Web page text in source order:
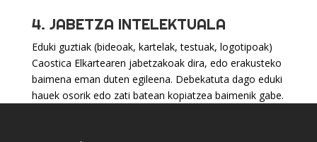
4. JABETZA INTELEKTUALA
Eduki guztiak (bideoak, kartelak, testuak, logotipoak)
Caostica Elkartearen jabetzakoak dira, edo erakusteko
baimena eman duten egileena. Debekatuta dago eduki
hauek osorik edo zati batean kopiatzea baimenik gabe.